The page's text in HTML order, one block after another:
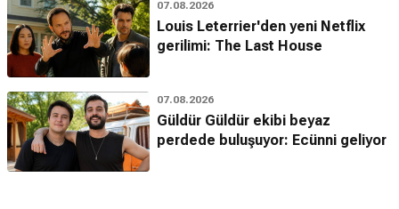
07.08.2026
Louis Leterrier'den yeni Netflix
gerilimi: The Last House
07.08.2026
Güldür Güldür ekibi beyaz
perdede buluşuyor: Ecünni geliyor